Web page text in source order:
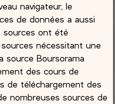
navigateur, le
de données a aussi
ont été
nécessitant une
source Boursorama
des cours de
de téléchargement des
nombreuses sources de